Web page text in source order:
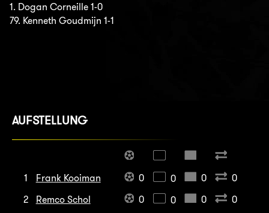
1. Dogan Corneille 1-0
79. Kenneth Goudmijn 1-1
AUFSTELLUNG
1 Frank Kooiman 0 0 0
0
2
Remco Schol 0 0 0
0